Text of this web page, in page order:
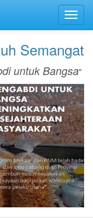
Semangat
untuk Bangsa"